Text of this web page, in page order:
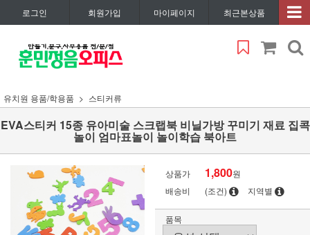
로그인 회원가입 마이페이지 최근본상품
유치원 용품/학용품 스티커류
EVA스티커 15종 유아미술 스크랩북 비닐가방 꾸미기 재료 집콕
놀이 엄마표놀이 놀이학습 북아트
상품가 1,800원
배송비
(조건) 지역별
품목